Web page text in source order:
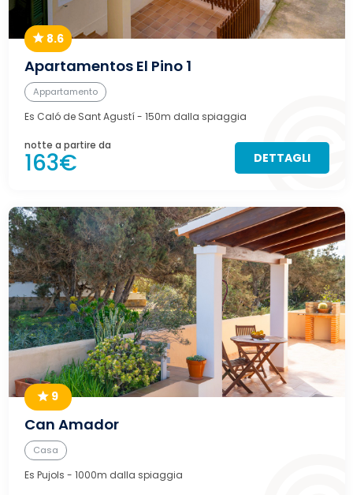
8.6
Apartamentos El Pino 1
Appartamento
Es Caló de Sant Agustí- 150m dalla spiaggia
notte a partire da
163€ DETTAGLI
9
Can Amador
Casa
Es Pujols - 1000m dalla spiaggia